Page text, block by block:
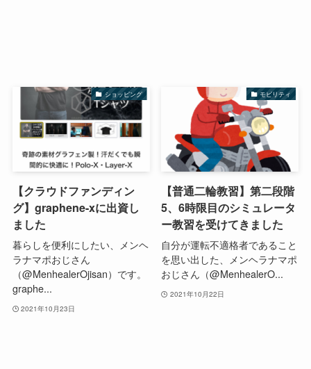
ショッピング
【クラウドファンディン
グ】graphene-xに出資し
ました
暮らしを便利にしたい、メンヘ
ラナマポおじさん
（@MenhealerOjisan）です。
graphe...
2021年10月23日
モビリティ
【普通二輪教習】第二段階
5、6時限目のシミュレータ
ー教習を受けてきました
自分が運転不適格者であること
を思い出した、メンヘラナマポ
おじさん（@MenhealerO...
2021年10月22日